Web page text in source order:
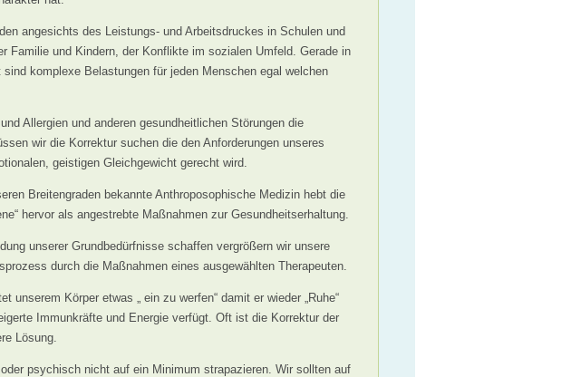
angesichts des Leistungs- und Arbeitsdruckes in Schulen und
Familie und Kindern, der Konflikte im sozialen Umfeld. Gerade in
komplexe Belastungen für jeden Menschen egal welchen
Allergien und anderen gesundheitlichen Störungen die
wir die Korrektur suchen die den Anforderungen unseres
geistigen Gleichgewicht gerecht wird.
Breitengraden bekannte Anthroposophische Medizin hebt die
hervor als angestrebte Maßnahmen zur Gesundheitserhaltung.
unserer Grundbedürfnisse schaffen vergrößern wir unsere
durch die Maßnahmen eines ausgewählten Therapeuten.
unserem Körper etwas „ ein zu werfen“ damit er wieder „Ruhe“
Immunkräfte und Energie verfügt. Oft ist die Korrektur der
Lösung.
psychisch nicht auf ein Minimum strapazieren. Wir sollten auf